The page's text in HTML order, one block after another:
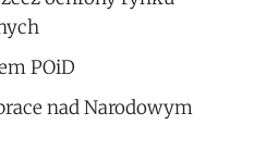
POiD
nad Narodowym